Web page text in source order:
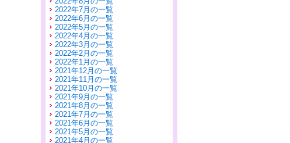
2022年7月の一覧
2022年6月の一覧
2022年5月の一覧
2022年4月の一覧
2022年3月の一覧
2022年2月の一覧
2022年1月の一覧
2021年12月の一覧
2021年11月の一覧
2021年10月の一覧
2021年9月の一覧
2021年8月の一覧
2021年7月の一覧
2021年6月の一覧
2021年5月の一覧
2021年4月の一覧